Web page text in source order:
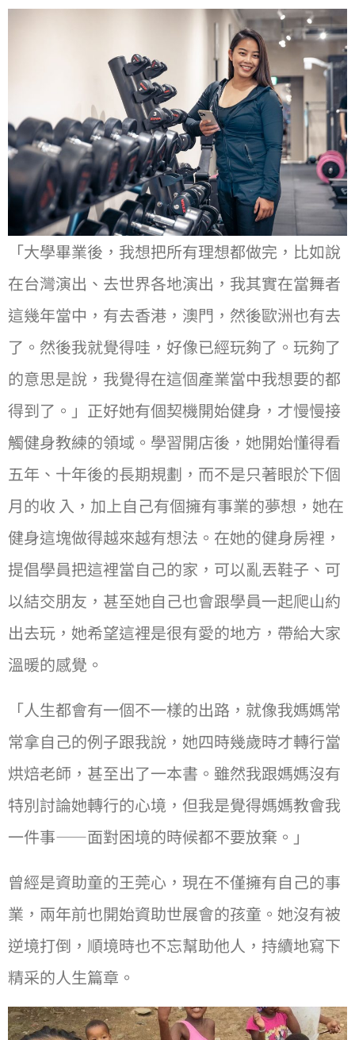
「⼤學畢業後，我想把所有理想都做完，比如說
在台灣演出、去世界各地演出，我其實在當舞者
這幾年當中，有去香港，澳門，然後歐洲也有去
了。然後我就覺得哇，好像已經玩夠了。玩夠了
的意思是說，我覺得在這個產業當中我想要的都
得到了。」正好她有個契機開始健身，才慢慢接
觸健身教練的領域。學習開店後，她開始懂得看
五年、十年後的長期規劃，而不是只著眼於下個
月的收 入，加上⾃己有個擁有事業的夢想，她在
健身這塊做得越來越有想法。在她的健身房裡，
提倡學員把這裡當⾃己的家，可以亂丟鞋子、可
以結交朋友，甚至她⾃己也會跟學員⼀起爬山約
出去玩，她希望這裡是很有愛的地⽅，帶給⼤家
溫暖的感覺。
「⼈⽣都會有⼀個不⼀樣的出路，就像我媽媽常
常拿⾃己的例子跟我說，她四時幾歲時才轉⾏當
烘焙老師，甚至出了⼀本書。雖然我跟媽媽沒有
特別討論她轉⾏的⼼境，但我是覺得媽媽教會我
⼀件事——面對困境的時候都不要放棄。」
曾經是資助童的王莞⼼，現在不僅擁有⾃己的事
業，兩年前也開始資助世展會的孩童。她沒有被
逆境打倒，順境時也不忘幫助他⼈，持續地寫下
精采的⼈⽣篇章。